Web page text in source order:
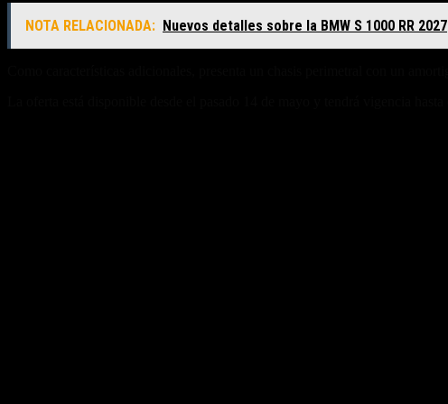
NOTA RELACIONADA: Nuevos detalles sobre la BMW S 1000 RR 2027